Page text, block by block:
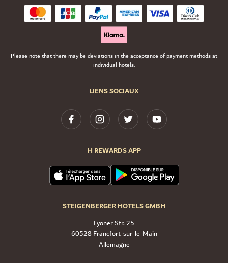
LIENS SOCIAUX
H REWARDS APP
STEIGENBERGER HOTELS GMBH
Lyoner Str. 25
60528 Francfort-sur-le-Main
Allemagne
Please note that there may be deviations in the acceptance of payment methods at
individual hotels.